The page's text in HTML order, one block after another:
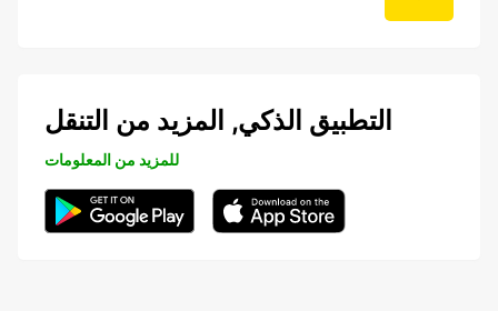
التطبيق الذكي, المزيد من التنقل
للمزيد من المعلومات